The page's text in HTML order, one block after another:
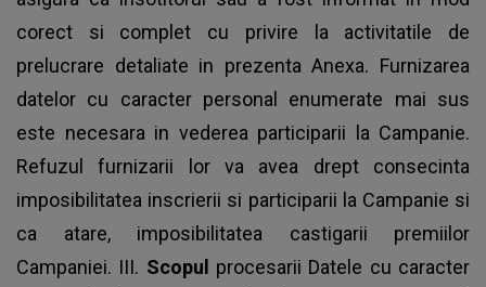
corect si complet cu privire la activitatile de
prelucrare detaliate in prezenta Anexa. Furnizarea
datelor cu caracter personal enumerate mai sus
este necesara in vederea participarii la Campanie.
Refuzul furnizarii lor va avea drept consecinta
imposibilitatea inscrierii si participarii la Campanie si
ca atare, imposibilitatea castigarii premiilor
Campaniei. III. Scopul procesarii Datele cu caracter